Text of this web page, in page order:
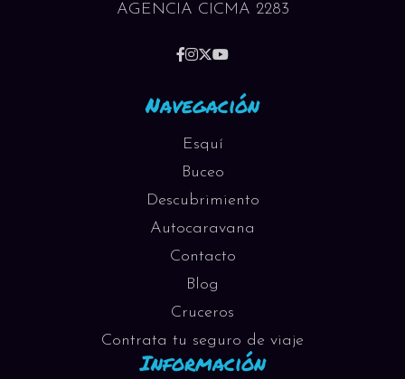
AGENCIA CICMA 2283
Navegación
Esquí
Buceo
Descubrimiento
Autocaravana
Contacto
Blog
Cruceros
Contrata tu seguro de viaje
Información